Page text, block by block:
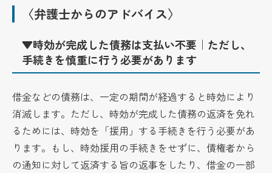
〈弁護士からのアドバイス〉
▼時効が完成した債務は支払い不要｜ただし、
手続きを慎重に行う必要があります
借金などの債務は、一定の期間が経過すると時効により
消滅します。ただし、時効が完成した債務の返済を免れ
るためには、時効を「援用」する手続きを行う必要があ
ります。もし、時効援用の手続きをせずに、債権者から
の通知に対して返済する旨の返事をしたり、借金の一部